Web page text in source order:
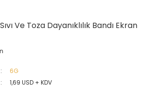
Ve Toza Dayanıklılık Bandı Ekran
6G
1,69 USD + KDV